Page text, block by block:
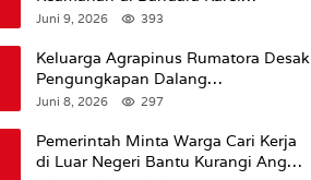
Sadsuitubun Langgur
Juni 9, 2026 393
Keluarga Agrapinus Rumatora Desak
Pengungkapan Dalang
Pembunuhan, Siap Bawa Kasus ke
Juni 8, 2026 297
Pemerintah Minta Warga Cari Kerja
di Luar Negeri Bantu Kurangi Angka